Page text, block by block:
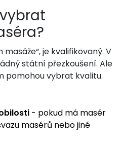
masáže“, je kvalifikovaný. V
státní přezkoušení. Ale
pomohou vybrat kvalitu.
- pokud má masér
masérů nebo jiné